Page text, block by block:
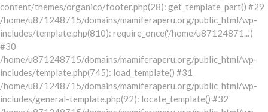
content/themes/organico/footer.php(28): get_template_part() #29
/home/u871248715/domains/mamiferaperu.org/public_html/wp-
includes/template.php(810): require_once('/home/u87124871...')
#30
/home/u871248715/domains/mamiferaperu.org/public_html/wp-
includes/template.php(745): load_template() #31
/home/u871248715/domains/mamiferaperu.org/public_html/wp-
includes/general-template.php(92): locate_template() #32